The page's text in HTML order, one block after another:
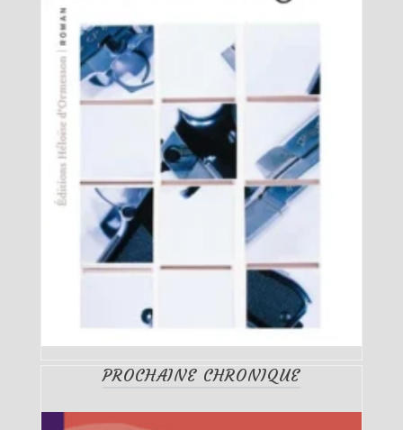
PROCHAINE CHRONIQUE